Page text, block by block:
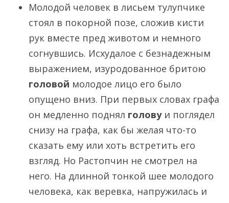
Молодой человек в лисьем тулупчике
стоял в покорной позе, сложив кисти
рук вместе пред животом и немного
согнувшись. Исхудалое с безнадежным
выражением, изуродованное бритою
головой молодое лицо его было
опущено вниз. При первых словах графа
он медленно поднял головуи поглядел
снизу на графа, как бы желая что-то
сказать ему или хоть встретить его
взгляд. Но Растопчин не смотрел на
него. На длинной тонкой шее молодого
человека, как веревка, напружилась и